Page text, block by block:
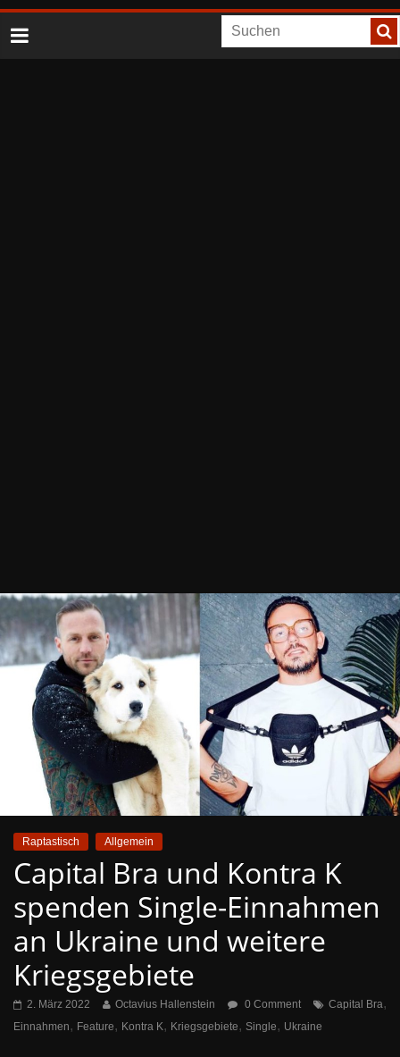
Raptastisch Allgemein
Capital Bra und Kontra K
spenden Single-Einnahmen
an Ukraine und weitere
Kriegsgebiete
2. März 2022 Octavius Hallenstein 0 Comment Capital Bra,
Einnahmen, Feature, Kontra K, Kriegsgebiete, Single, Ukraine